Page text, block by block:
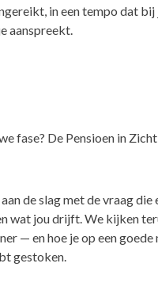
in een tempo dat
aanspreekt.
fase? De Pensioen in
aan de slag met de vraag
wat jou drijft. We kijken
— en hoe je op een
gestoken.